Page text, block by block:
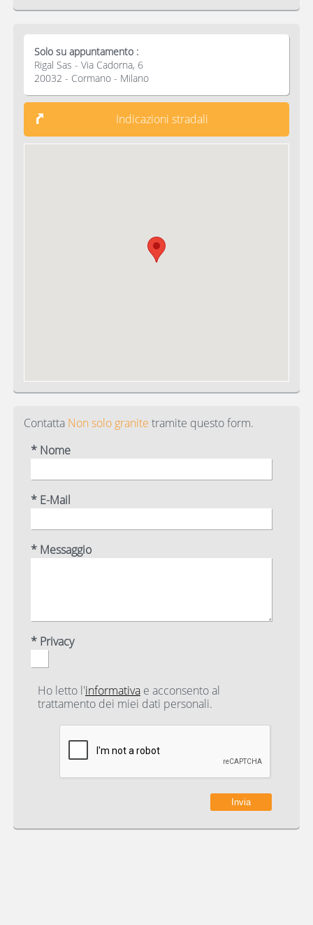
Solo su appuntamento :
Rigal Sas - Via Cadorna, 6
20032 - Cormano - Milano
Indicazioni stradali
Contatta Non solo granite tramite questo form.
* Nome
* E-Mail
* Messaggio
* Privacy
Ho letto l'informativae acconsento al
trattamento dei miei dati personali.